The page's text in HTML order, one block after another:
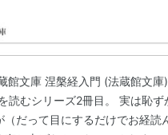
館文庫 涅槃経入門 (法蔵館文
読むシリーズ2冊目。 実は恥ず
だって目にするだけでお経読